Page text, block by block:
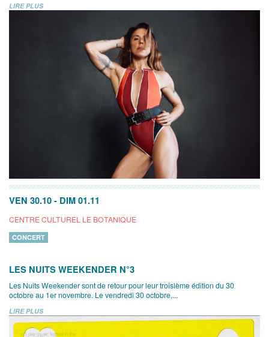
LIRE PLUS
VEN 30.10 - DIM 01.11
CENTRE CULTUREL LE BOTANIQUE
CONCERT
LES NUITS WEEKENDER N°3
Les Nuits Weekender sont de retour pour leur troisième édition du 30
octobre au 1er novembre. Le vendredi 30 octobre,...
LIRE PLUS